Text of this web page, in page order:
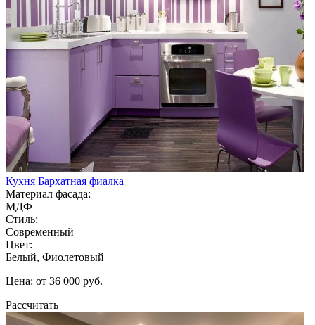
Кухня Бархатная фиалка
Материал фасада:
МДФ
Стиль:
Современный
Цвет:
Белый, Фиолетовый
Цена: от 36 000 руб.
Рассчитать